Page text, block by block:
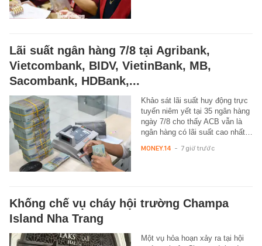
Lãi suất ngân hàng 7/8 tại Agribank,
Vietcombank, BIDV, VietinBank, MB,
Sacombank, HDBank,...
Khảo sát lãi suất huy động trực
tuyến niêm yết tại 35 ngân hàng
ngày 7/8 cho thấy ACB vẫn là
ngân hàng có lãi suất cao nhất…
MONEY.14 - 7 giờ trước
Khống chế vụ cháy hội trường Champa
Island Nha Trang
Một vụ hỏa hoạn xảy ra tại hội